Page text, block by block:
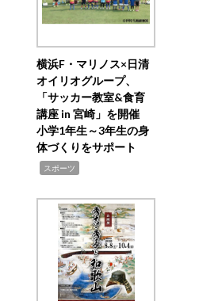
横浜F・マリノス×日清
オイリオグループ、
「サッカー教室&食育
講座 in 宮崎」を開催
小学1年生～3年生の身
体づくりをサポート
スポーツ